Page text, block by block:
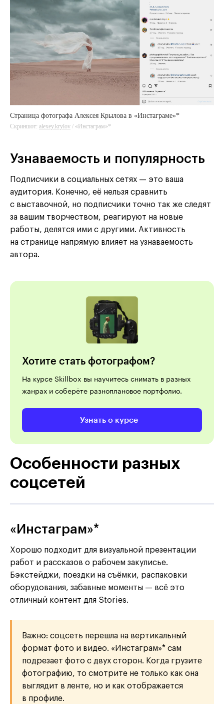
Страница фотографа Алексея Крылова в «Инстаграме»*
Скриншот: alexey.krylov / «Инстаграм»*
Узнаваемость и популярность
Подписчики в социальных сетях — это ваша
аудитория. Конечно, её нельзя сравнить
с выставочной, но подписчики точно так же следят
за вашим творчеством, реагируют на новые
работы, делятся ими с другими. Активность
на странице напрямую влияет на узнаваемость
автора.
Хотите стать фотографом?
На курсе Skillbox вы научитесь снимать в разных
жанрах и соберёте разноплановое портфолио.
Узнать о курсе
Особенности разных
соцсетей
«Инстаграм»*
Хорошо подходит для визуальной презентации
работ и рассказов о рабочем закулисье.
Бэкстейджи, поездки на съёмки, распаковки
оборудования, забавные моменты — всё это
отличный контент для Stories.
Важно: соцсеть перешла на вертикальный
формат фото и видео. «Инстаграм»* сам
подрезает фото с двух сторон. Когда грузите
фотографию, то смотрите не только как она
выглядит в ленте, но и как отображается
в профиле.